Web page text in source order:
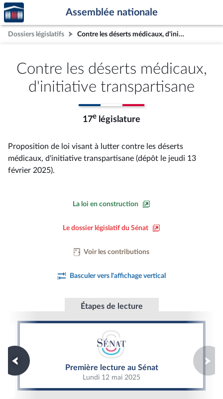
Aller au contenu
Aller en bas de la page
Accèder
à la
page
d'accueil
Assemblée nationale
Dossiers législatifs Contre les déserts médicaux, d'initiative transpartisane
Contre les déserts médicaux,
d'initiative transpartisane
17e législature
Proposition de loi visant à lutter contre les déserts
médicaux, d'initiative transpartisane (dépôt le jeudi 13
février 2025).
La loi en construction
Le dossier législatif du Sénat
Voir les contributions
Basculer vers l'affichage vertical
Étapes de lecture
Première lecture au Sénat
Lundi 12 mai 2025
Première lecture au Sénat